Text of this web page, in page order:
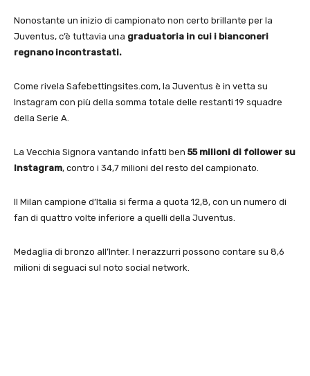
Nonostante un inizio di campionato non certo brillante per la
Juventus, c’è tuttavia una graduatoria in cui i bianconeri
regnano incontrastati.
Come rivela Safebettingsites.com, la Juventus è in vetta su
Instagram con più della somma totale delle restanti 19 squadre
della Serie A.
La Vecchia Signora vantando infatti ben 55 milioni di follower su
Instagram, contro i 34,7 milioni del resto del campionato.
Il Milan campione d’Italia si ferma a quota 12,8, con un numero di
fan di quattro volte inferiore a quelli della Juventus.
Medaglia di bronzo all’Inter. I nerazzurri possono contare su 8,6
milioni di seguaci sul noto social network.